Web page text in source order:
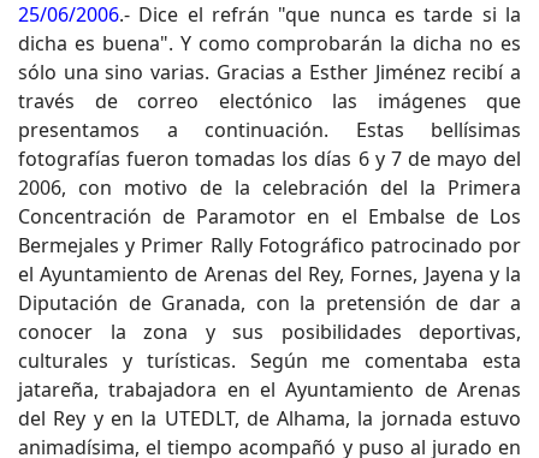
25/06/2006.- Dice el refrán "que nunca es tarde si la
dicha es buena". Y como comprobarán la dicha no es
sólo una sino varias. Gracias a Esther Jiménez recibí a
través de correo electónico las imágenes que
presentamos a continuación. Estas bellísimas
fotografías fueron tomadas los días 6 y 7 de mayo del
2006, con motivo de la celebración del la Primera
Concentración de Paramotor en el Embalse de Los
Bermejales y Primer Rally Fotográfico patrocinado por
el Ayuntamiento de Arenas del Rey, Fornes, Jayena y la
Diputación de Granada, con la pretensión de dar a
conocer la zona y sus posibilidades deportivas,
culturales y turísticas. Según me comentaba esta
jatareña, trabajadora en el Ayuntamiento de Arenas
del Rey y en la UTEDLT, de Alhama, la jornada estuvo
animadísima, el tiempo acompañó y puso al jurado en